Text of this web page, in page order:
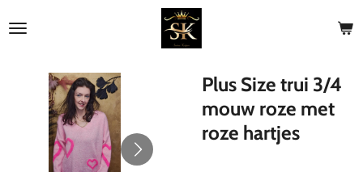
direct
hoofdinhoud
Plus Size trui 3/4
mouw roze met
roze hartjes